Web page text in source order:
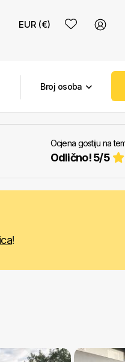
EUR (€)
Broj osoba
Ocjena gostiju na
Odlično!5/5
!